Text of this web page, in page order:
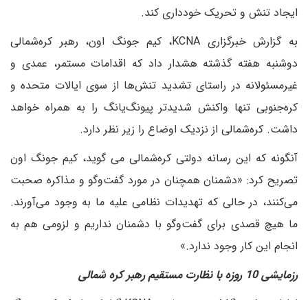
ایجاد تنش و تحریک خودداری کند.
به گزارش خبرگزاری KCNA، کیم جونگ اون، رهبر کره‌شمالی
دوشنبه هفته گذشته هشدار داد که اقدامات مستمر، عمدی و
غیرمسئولانه در راستای تشدید تنش‌ها از سوی ایالات متحده و
کره‌جنوبی تنها واکنش شدیدتر پیونگ‌یانگ را به همراه خواهد
داشت. کره‌شمالی از نزدیک اوضاع را زیر نظر دارد.
آنگونه که این رسانه دولتی کره‌شمالی می گوید، کیم جونگ اون
تصریح کرد: «دشمنان همچنان در مورد گفت‌وگو و مذاکره صحبت
می‌کنند، در حالی که تهدیدات نظامی علیه ما به وجود می‌آورند.
ما هیچ قصدی برای گفت‌وگو با دشمنان نداریم و لزومی هم به
انجام این کار وجود ندارد.»
رزمایشی 10 روزه با نظارت مستقیم رهبر کره شمالی